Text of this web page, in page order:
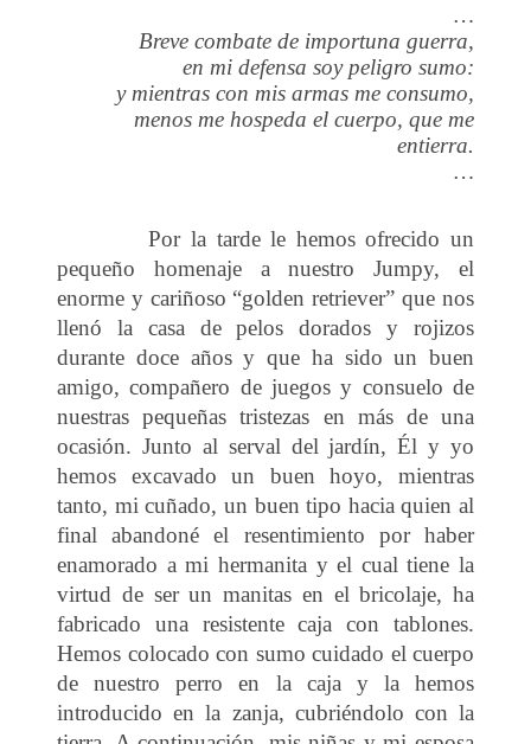
…
Breve combate de importuna guerra,
en mi defensa soy peligro sumo:
y mientras con mis armas me consumo,
menos me hospeda el cuerpo, que me
entierra.
…
Por la tarde le hemos ofrecido un
pequeño homenaje a nuestro Jumpy, el
enorme y cariñoso “golden retriever” que nos
llenó la casa de pelos dorados y rojizos
durante doce años y que ha sido un buen
amigo, compañero de juegos y consuelo de
nuestras pequeñas tristezas en más de una
ocasión. Junto al serval del jardín, Él y yo
hemos excavado un buen hoyo, mientras
tanto, mi cuñado, un buen tipo hacia quien al
final abandoné el resentimiento por haber
enamorado a mi hermanita y el cual tiene la
virtud de ser un manitas en el bricolaje, ha
fabricado una resistente caja con tablones.
Hemos colocado con sumo cuidado el cuerpo
de nuestro perro en la caja y la hemos
introducido en la zanja, cubriéndolo con la